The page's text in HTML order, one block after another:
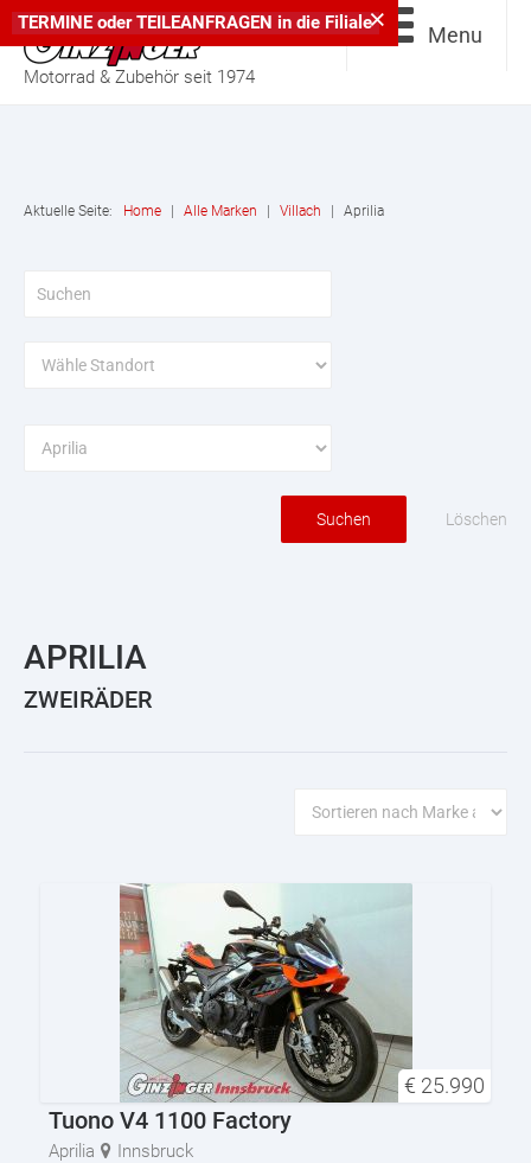
Motorrad & Zubehör seit 1974
Menu
Aktuelle Seite: Home Alle Marken Villach Aprilia
Suchen Löschen
APRILIA
ZWEIRÄDER
€ 25.990
Tuono V4 1100 Factory
Aprilia
Innsbruck
×
TERMINE oderTEILEANFRAGEN in die Filiale